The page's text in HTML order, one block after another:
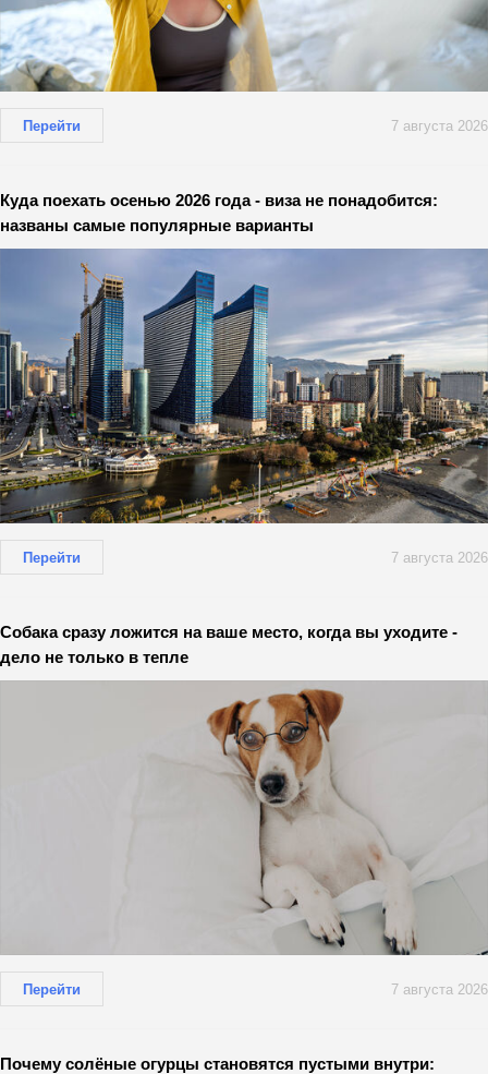
Перейти 7 августа 2026
Куда поехать осенью 2026 года - виза не понадобится:
названы самые популярные варианты
Перейти 7 августа 2026
Собака сразу ложится на ваше место, когда вы уходите -
дело не только в тепле
Перейти 7 августа 2026
Почему солёные огурцы становятся пустыми внутри: